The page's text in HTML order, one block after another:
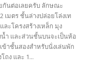
กันต่อเลยครับ ลักษณะ
มตร ชั้นล่างปล่อยโล่งเท
ะโครงสร้างเหล็ก มุง
ำ และส่วนชั้นบนจะเป็นห้อ
ข้าชั้นสองสำหรับนั่งเล่นพัก
ง และ 1...